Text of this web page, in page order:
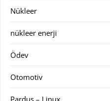
Nükleer
nükleer enerji
Ödev
Otomotiv
Pardus – Linux